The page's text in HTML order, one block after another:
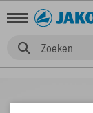
Zoeken